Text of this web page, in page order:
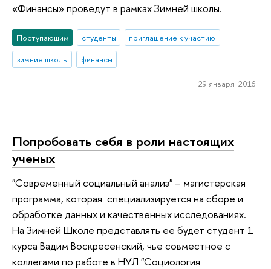
«Финансы» проведут в рамках Зимней школы.
Поступающим студенты
приглашение к участию
зимние школы
финансы
29 января 2016
Попробовать себя в роли настоящих
ученых
"Современный социальный анализ" – магистерская
программа, которая специализируется на сборе и
обработке данных и качественных исследованиях.
На Зимней Школе представлять ее будет студент 1
курса Вадим Воскресенский, чье совместное с
коллегами по работе в НУЛ "Социология